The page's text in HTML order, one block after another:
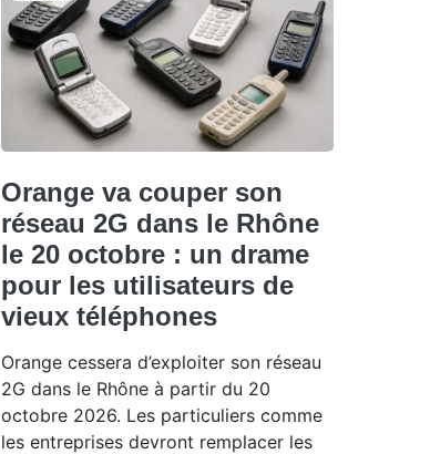
Orange va couper son
réseau 2G dans le Rhône
le 20 octobre : un drame
pour les utilisateurs de
vieux téléphones
Orange cessera d’exploiter son réseau
2G dans le Rhône à partir du 20
octobre 2026. Les particuliers comme
les entreprises devront remplacer les